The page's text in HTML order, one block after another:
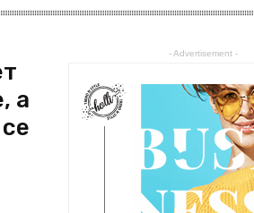
а
- Advertisement -